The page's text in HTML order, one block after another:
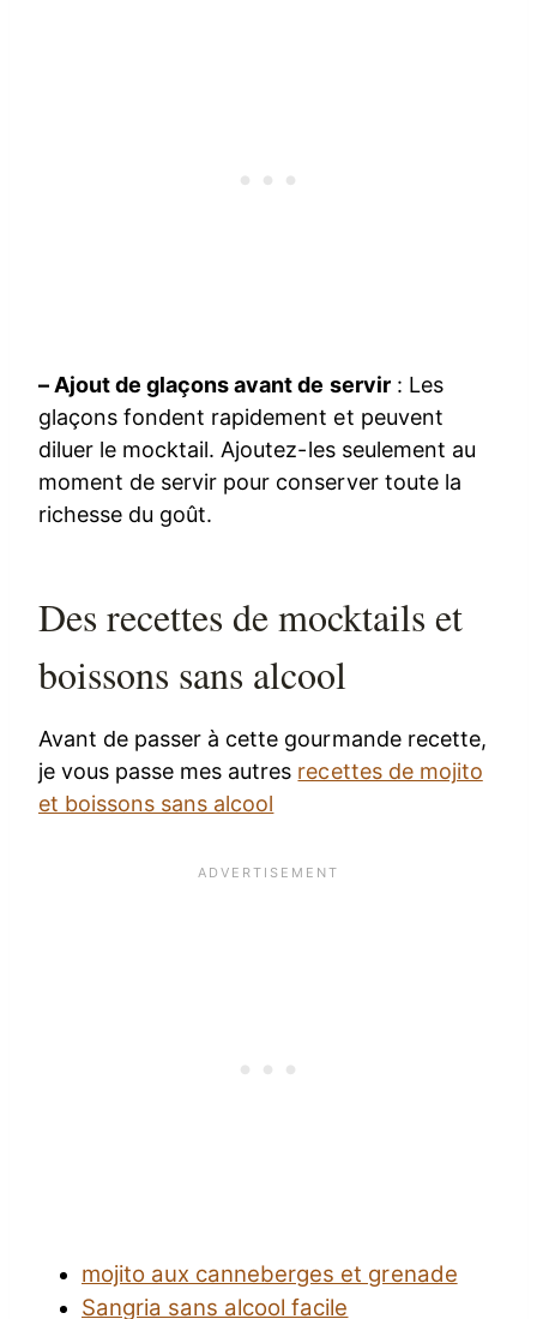
– Ajout de glaçons avant de servir: Les
glaçons fondent rapidement et peuvent
diluer le mocktail. Ajoutez-les seulement au
moment de servir pour conserver toute la
richesse du goût.
Des recettes de mocktails et
boissons sans alcool
Avant de passer à cette gourmande recette,
je vous passe mes autres recettes de mojito
et boissons sans alcool
mojito aux canneberges et grenade
Sangria sans alcool facile